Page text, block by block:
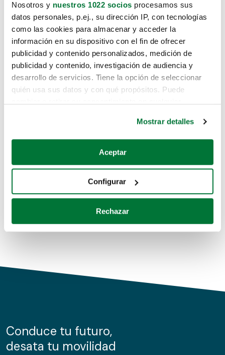
Nosotros y nuestros 1022 socios procesamos sus
datos personales, p.ej., su dirección IP, con tecnologías
como las cookies para almacenar y acceder la
información en su dispositivo con el fin de ofrecer
publicidad y contenido personalizados, medición de
publicidad y contenido, investigación de audiencia y
desarrollo de servicios. Tiene la opción de seleccionar
quién usa sus datos y con qué propósitos. Puede
Si lo permite, también quisiéramos:
Recopilar información sobre su ubicación geográfica
Identificar su dispositivo analizándolo activamente
para buscar características específicas (huellas
Obtenga más información sobre cómo se procesan sus
de cookies.
información sobre el uso que haga del sitio web con
nuestros partners de redes sociales, publicidad y análisis
Mostrar detalles
Aceptar
Configurar
Rechazar
Lo sentimos, no sabemos como
te hemos traido hasta aquí.
Pero puedes encontrar el coche que estás
buscando en alguno de estos enlaces:
Coches de segunda mano
Coches de km0
Conduce tu futuro,
desata tu movilidad